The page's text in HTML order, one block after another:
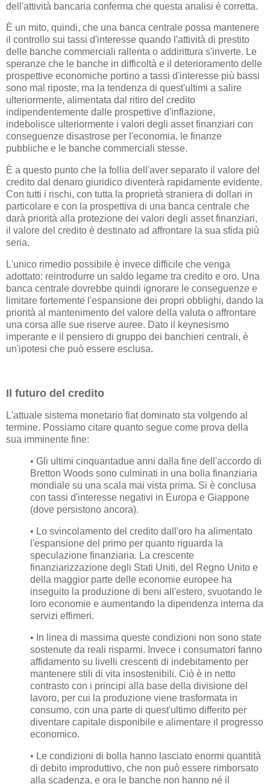
dell'attività bancaria conferma che questa analisi è corretta.
È un mito, quindi, che una banca centrale possa mantenere
il controllo sui tassi d'interesse quando l'attività di prestito
delle banche commerciali rallenta o addirittura s'inverte. Le
speranze che le banche in difficoltà e il deterioramento delle
prospettive economiche portino a tassi d'interesse più bassi
sono mal riposte, ma la tendenza di quest'ultimi a salire
ulteriormente, alimentata dal ritiro del credito
indipendentemente dalle prospettive d'inflazione,
indebolisce ulteriormente i valori degli asset finanziari con
conseguenze disastrose per l'economia, le finanze
pubbliche e le banche commerciali stesse.
È a questo punto che la follia dell'aver separato il valore del
credito dal denaro giuridico diventerà rapidamente evidente.
Con tutti i rischi, con tutta la proprietà straniera di dollari in
particolare e con la prospettiva di una banca centrale che
darà priorità alla protezione dei valori degli asset finanziari,
il valore del credito è destinato ad affrontare la sua sfida più
seria.
L'unico rimedio possibile è invece difficile che venga
adottato: reintrodurre un saldo legame tra credito e oro. Una
banca centrale dovrebbe quindi ignorare le conseguenze e
limitare fortemente l'espansione dei propri obblighi, dando la
priorità al mantenimento del valore della valuta o affrontare
una corsa alle sue riserve auree. Dato il keynesismo
imperante e il pensiero di gruppo dei banchieri centrali, è
un'ipotesi che può essere esclusa.
Il futuro del credito
L'attuale sistema monetario fiat dominato sta volgendo al
termine. Possiamo citare quanto segue come prova della
sua imminente fine:
• Gli ultimi cinquantadue anni dalla fine dell'accordo di
Bretton Woods sono culminati in una bolla finanziaria
mondiale su una scala mai vista prima. Si è conclusa
con tassi d'interesse negativi in Europa e Giappone
(dove persistono ancora).
• Lo svincolamento del credito dall'oro ha alimentato
l'espansione del primo per quanto riguarda la
speculazione finanziaria. La crescente
finanziarizzazione degli Stati Uniti, del Regno Unito e
della maggior parte delle economie europee ha
inseguito la produzione di beni all'estero, svuotando le
loro economie e aumentando la dipendenza interna da
servizi effimeri.
• In linea di massima queste condizioni non sono state
sostenute da reali risparmi. Invece i consumatori fanno
affidamento su livelli crescenti di indebitamento per
mantenere stili di vita insostenibili. Ciò è in netto
contrasto con i principi alla base della divisione del
lavoro, per cui la produzione viene trasformata in
consumo, con una parte di quest'ultimo differito per
diventare capitale disponibile e alimentare il progresso
economico.
• Le condizioni di bolla hanno lasciato enormi quantità
di debito improduttivo, che non può essere rimborsato
alla scadenza, e ora le banche non hanno né il